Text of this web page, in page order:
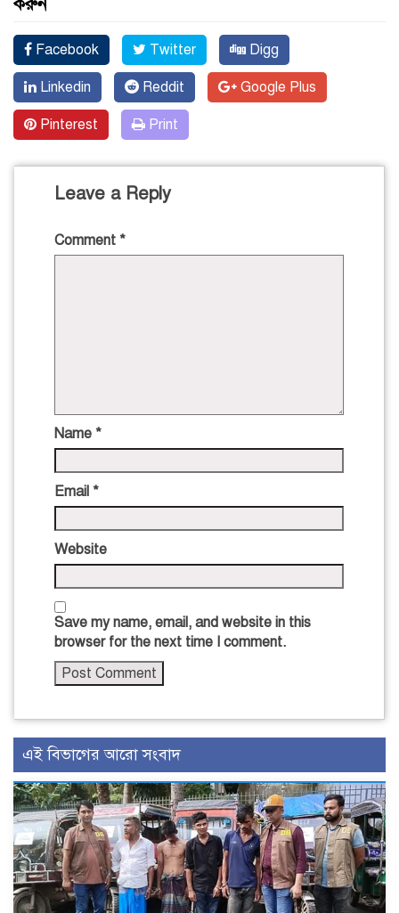
Facebook Twitter Digg
Linkedin Reddit Google Plus
Pinterest Print
Leave a Reply
Comment *
Name *
Email *
Website
Save my name, email, and website in this
browser for the next time I comment.
এই বিভাগের আরো সংবাদ